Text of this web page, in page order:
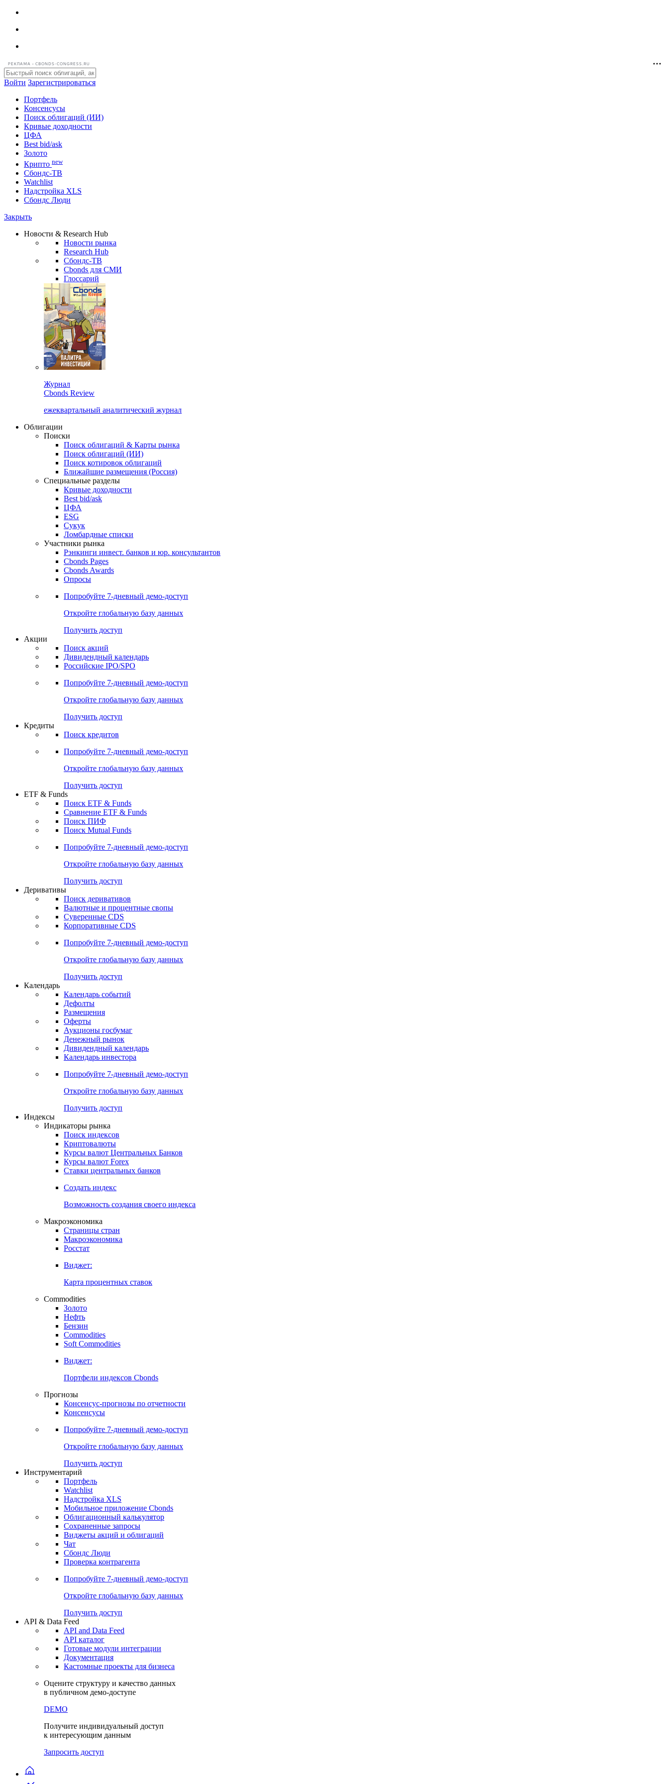
РЕКЛАМА • CBONDS-CONGRESS.RU
Войти Зарегистрироваться
Портфель
Консенсусы
Поиск облигаций (ИИ)
Кривые доходности
ЦФА
Best bid/ask
Золото
Криптоnew
Сбондс-ТВ
Надстройка XLS
Сбондс Люди
Новости & Research Hub
Новости рынка
Research Hub
Сбондс-ТВ
Cbonds для СМИ
Глоссарий
Журнал
Cbonds Review
ежеквартальный аналитический журнал
Облигации
Поиски
Поиск облигаций & Карты рынка
Поиск облигаций (ИИ)
Поиск котировок облигаций
Ближайшие размещения (Россия)
Специальные разделы
Кривые доходности
Best bid/ask
ЦФА
ESG
Сукук
Ломбардные списки
Участники рынка
Рэнкинги инвест. банков и юр. консультантов
Cbonds Pages
Cbonds Awards
Опросы
Попробуйте7-дневный
Откройте глобальную базу данных
Получить доступ
Акции
Поиск акций
Дивидендный календарь
Российские IPO/SPO
Попробуйте7-дневный
Откройте глобальную базу данных
Получить доступ
Кредиты
Поиск кредитов
Попробуйте7-дневный
Откройте глобальную базу данных
Получить доступ
ETF & Funds
Поиск ETF & Funds
Сравнение ETF & Funds
Поиск ПИФ
Поиск Mutual Funds
Попробуйте7-дневный
Откройте глобальную базу данных
Получить доступ
Деривативы
Поиск деривативов
Валютные и процентные свопы
Суверенные CDS
Корпоративные CDS
Попробуйте7-дневный
Откройте глобальную базу данных
Получить доступ
Календарь
Календарь событий
Дефолты
Размещения
Оферты
Аукционы госбумаг
Денежный рынок
Дивидендный календарь
Календарь инвестора
Попробуйте7-дневный
Получить доступ
Индикаторы рынка
Поиск индексов
Криптовалюты
Курсы валют Центральных Банков
Курсы валют Forex
Ставки центральных банков
Создать индекс
Возможность создания своего индекса
Макроэкономика
Страницы стран
Макроэкономика
Росстат
Виджет:
Карта процентных ставок
Commodities
Золото
Нефть
Бензин
Commodities
Soft Commodities
Виджет:
Портфели индексов Cbonds
Прогнозы
Консенсус-прогнозы по отчетности
Консенсусы
Попробуйте7-дневный
Откройте глобальную базу данных
Получить доступ
Инструментарий
Портфель
Watchlist
Надстройка XLS
Мобильное приложение Cbonds
Облигационный калькулятор
Сохраненные запросы
Виджеты акций и облигаций
Чат
Сбондс Люди
Проверка контрагента
Попробуйте7-дневный
Откройте глобальную базу данных
Получить доступ
API & Data Feed
API and Data Feed
API каталог
Документация
Кастомные проекты для бизнеса
Оцените структуру и качество данных
в публичном демо-доступе
DEMO
Получите индивидуальный доступ